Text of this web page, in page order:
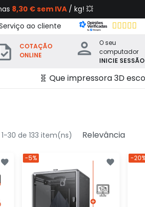
8,30 € sem IVA/ kg! 💥
ao cliente
COTAÇÃO
ONLINE
O seu
computador
INICIE SESSÃO
🧬 Que impressora 3D
30 de 133 item(ns)
-5% -